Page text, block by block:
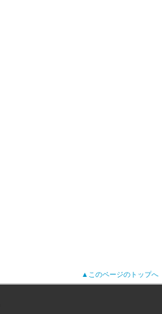
▲このページのトップへ